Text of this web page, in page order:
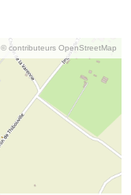
© contributeurs OpenStreetMap